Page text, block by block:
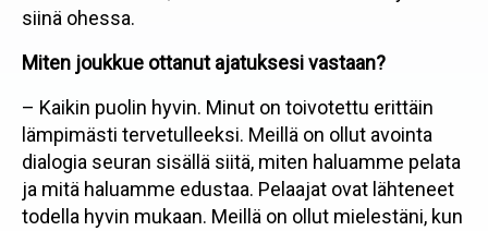
siinä ohessa.
Miten joukkue ottanut ajatuksesi vastaan?
– Kaikin puolin hyvin. Minut on toivotettu erittäin
lämpimästi tervetulleeksi. Meillä on ollut avointa
dialogia seuran sisällä siitä, miten haluamme pelata
ja mitä haluamme edustaa. Pelaajat ovat lähteneet
todella hyvin mukaan. Meillä on ollut mielestäni, kun